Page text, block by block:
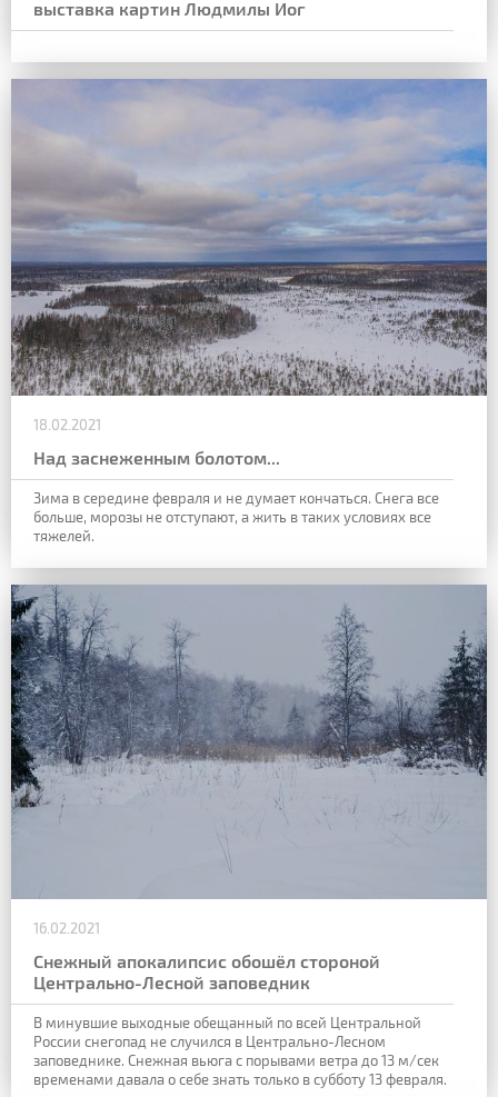
выставка картин Людмилы Иог
18.02.2021
Над заснеженным болотом...
Зима в середине февраля и не думает кончаться. Снега все
больше, морозы не отступают, а жить в таких условиях все
тяжелей.
16.02.2021
Снежный апокалипсис обошёл стороной
Центрально-Лесной заповедник
В минувшие выходные обещанный по всей Центральной
России снегопад не случился в Центрально-Лесном
заповеднике. Снежная вьюга с порывами ветра до 13 м/сек
временами давала о себе знать только в субботу 13 февраля.